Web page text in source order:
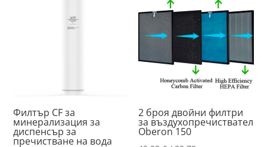
Филтър CF за
минерализация за
диспенсър за
пречистване на вода
2 броя двойни филтри
за въздухопречиствател
Oberon 150